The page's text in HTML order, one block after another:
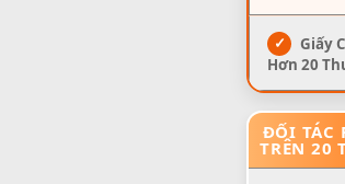
✓
Giấy
Hơn 20
ĐỐI TÁC
TRÊN 20